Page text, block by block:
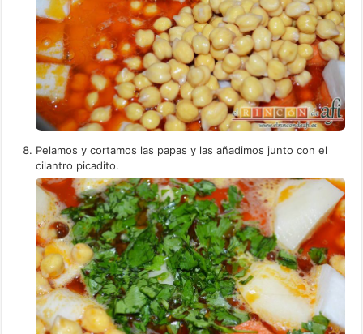
Pelamos y cortamos las papas y las añadimos junto con el
cilantro picadito.